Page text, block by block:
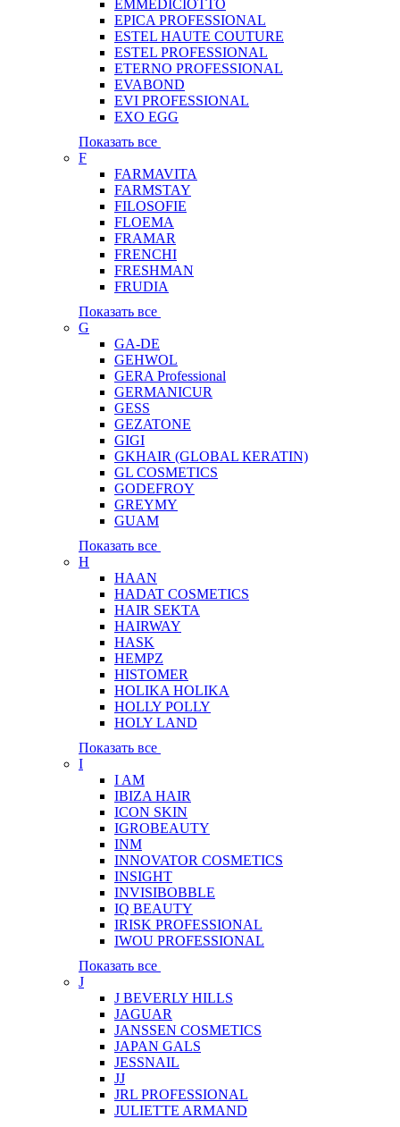
EMMEDICIOTTO
EPICA PROFESSIONAL
ESTEL HAUTE COUTURE
ESTEL PROFESSIONAL
ETERNO PROFESSIONAL
EVABOND
EVI PROFESSIONAL
EXO EGG
Показать все
F
FARMAVITA
FARMSTAY
FILOSOFIE
FLOEMA
FRAMAR
FRENCHI
FRESHMAN
FRUDIA
Показать все
G
GA-DE
GEHWOL
GERA Professional
GERMANICUR
GESS
GEZATONE
GIGI
GKHAIR (GLOBAL КЕRATIN)
GL COSMETICS
GODEFROY
GREYMY
GUAM
Показать все
H
HAAN
HADAT COSMETICS
HAIR SEKTA
HAIRWAY
HASK
HEMPZ
HISTOMER
HOLIKA HOLIKA
HOLLY POLLY
HOLY LAND
Показать все
I
I AM
IBIZA HAIR
ICON SKIN
IGROBEAUTY
INM
INNOVATOR COSMETICS
INSIGHT
INVISIBOBBLE
IQ BEAUTY
IRISK PROFESSIONAL
IWOU PROFESSIONAL
Показать все
J
J BEVERLY HILLS
JAGUAR
JANSSEN COSMETICS
JAPAN GALS
JESSNAIL
JJ
JRL PROFESSIONAL
JULIETTE ARMAND